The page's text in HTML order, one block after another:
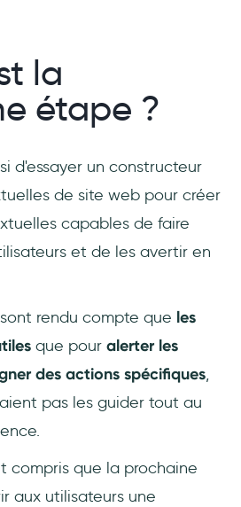
la
étape ?
d'essayer un constructeur
de site web pour créer
capables de faire
et de les avertir en
rendu compte que les
que pour alerter les
des actions spécifiques,
pas les guider tout au
compris que la prochaine
aux utilisateurs une